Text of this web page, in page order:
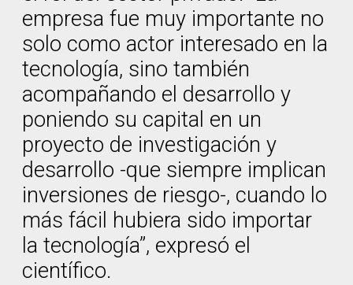
empresa fue muy importante no
solo como actor interesado en la
tecnología, sino también
acompañando el desarrollo y
poniendo su capital en un
proyecto de investigación y
desarrollo -que siempre implican
inversiones de riesgo-, cuando lo
más fácil hubiera sido importar
la tecnología”, expresó el
científico.